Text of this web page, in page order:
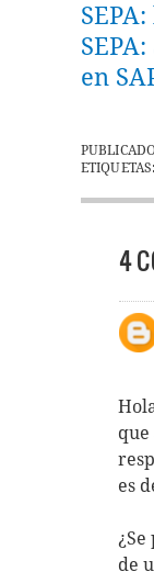
en
4
es
de